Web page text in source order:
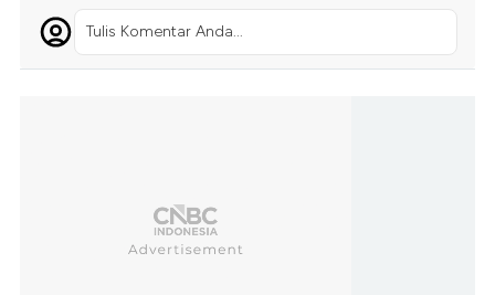
Tulis Komentar Anda...